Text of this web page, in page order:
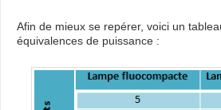
Afin de mieux se repérer, voici un
équivalences de puissance :